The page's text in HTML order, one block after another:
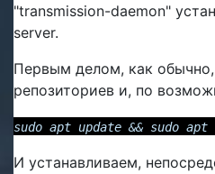
"transmission-daemon"
server.
Первым делом, как
репозиториев и, по
sudo apt update && sudo apt
И устанавливаем,